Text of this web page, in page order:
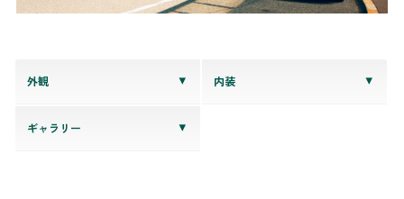
外観 内装
ギャラリー